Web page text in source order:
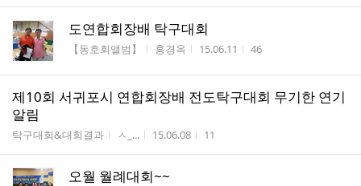
도연합회장배 탁구대회
게시판명
【동호회앨범】 작성자
홍경옥 작성시간
15.06.11 조회수
46
제10회 서귀포시 연합회장배 전도탁구대회 무기한 연기
알림
게시판명
탁구대회&대회결과 작성자
ㅅ_... 작성시간
15.06.08 조회수
11
오월 월례대회~~